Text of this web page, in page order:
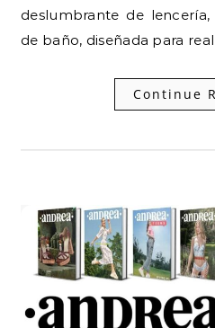
deslumbrante de
de baño, diseñada para
Continue